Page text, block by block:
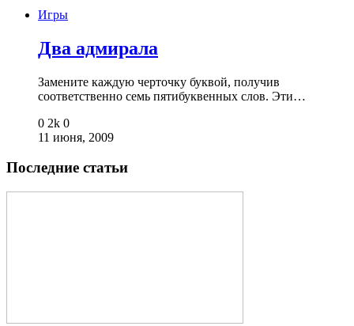
Игры
Два адмирала
Замените каждую черточку буквой, получив
соответственно семь пятибуквенных слов. Эти…
0 2k 0
11 июня, 2009
Последние статьи